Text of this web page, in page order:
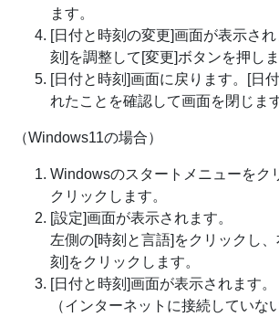
ます。
[日付と時刻の変更]画面が表示さ
刻]を調整して[変更]ボタンを押しま
[日付と時刻]画面に戻ります。[日
れたことを確認して画面を閉じます
（Windows11の場合）
Windowsのスタートメニューをク
クリックします。
[設定]画面が表示されます。
左側の[時刻と言語]をクリックし
刻]をクリックします。
[日付と時刻]画面が表示されます。
（インターネットに接続していな